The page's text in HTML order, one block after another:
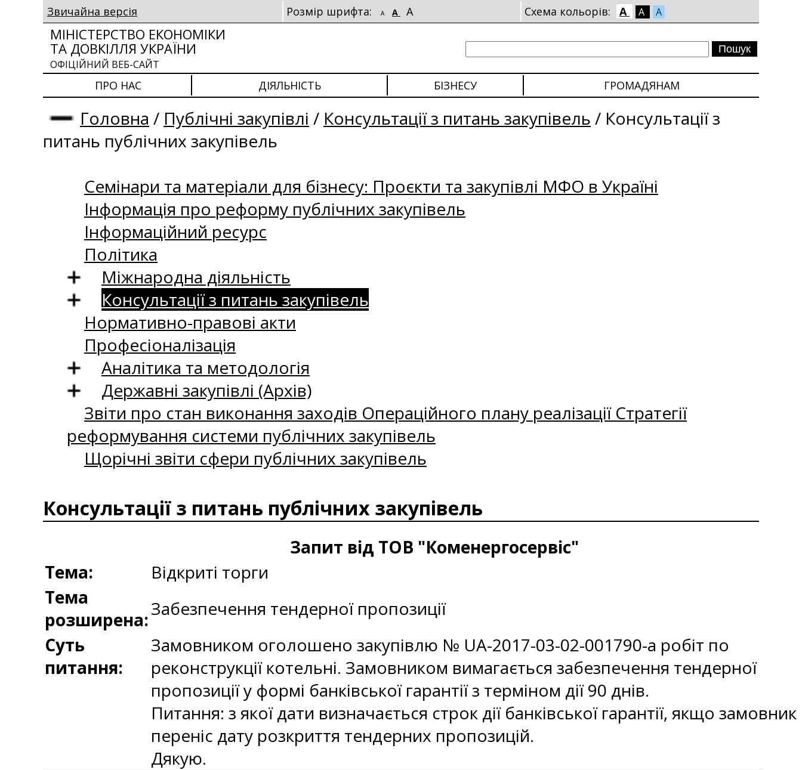
Звичайна версія Розмір шрифта: A A A Схема кольорів: A A A
МІНІСТЕРСТВО ЕКОНОМІКИ
ТА ДОВКІЛЛЯ УКРАЇНИ
ОФІЦІЙНИЙ ВЕБ-САЙТ
ПРО НАС ДІЯЛЬНІСТЬ БІЗНЕСУ ГРОМАДЯНАМ
Головна / Публічні закупівлі / Консультації з питань закупівель / Консультації з
питань публічних закупівель
Семінари та матеріали для бізнесу: Проєкти та закупівлі МФО в Україні
Інформація про реформу публічних закупівель
Інформаційний ресурс
Політика
Міжнародна діяльність
Консультації з питань закупівель
Нормативно-правові акти
Професіоналізація
Аналітика та методологія
Державні закупівлі (Архів)
Звіти про стан виконання заходів Операційного плану реалізації Стратегії
реформування системи публічних закупівель
Щорічні звіти сфери публічних закупівель
Консультації з питань публічних закупівель
Запит від ТОВ "Коменергосервіс"
Тема:
Відкриті торги
Тема
розширена:Забезпечення тендерної пропозиції
Суть
питання:
Замовником оголошено закупівлю № UA-2017-03-02-001790-a робіт по
реконструкції котельні. Замовником вимагається забезпечення тендерної
пропозиції у формі банківської гарантії з терміном дії 90 днів.
Питання: з якої дати визначається строк дії банківської гарантії, якщо замовник
переніс дату розкриття тендерних пропозицій.
Дякую.